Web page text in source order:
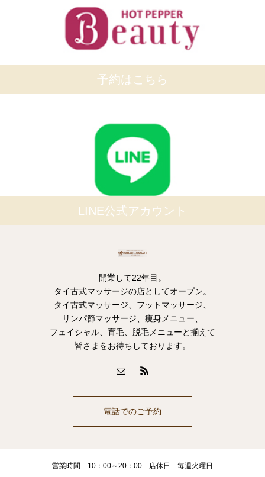
予約はこちら
LINE公式アカウント
開業して22年目。
タイ古式マッサージの店としてオープン。
タイ古式マッサージ、フットマッサージ、
リンパ節マッサージ、痩身メニュー、
フェイシャル、育毛、脱毛メニューと揃えて
皆さまをお待ちしております。
電話でのご予約
営業時間 10：00～20：00 店休日 毎週火曜日